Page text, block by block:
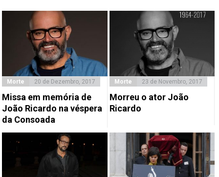
Morte 20 de Dezembro, 2017
Missa em memória de
João Ricardo na véspera
da Consoada
Morte 23 de Novembro, 2017
Morreu o ator João
Ricardo